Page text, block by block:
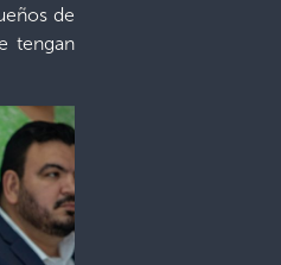
de
tengan